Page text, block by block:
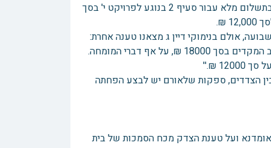
בנימוקי בית הדין מצאנו את דעת המיעוט שהסיקה שאכן יש לחייב את היזם בתשלום מלא עבור סעיף 2 בנוגע לפרויקט י' בסך
אולם בנימוקי דיין ג מצאנו טענה אחרת:
''בשל המחלוקת על העובדות, מתעוררים ספקות בענין, ולא מוחלט דבר החיוב המקדים בסך 18000 ₪, על אף דברי המומחה.
₪.''
הצדדים, ספקות שלאורם יש לבצע הפחתה
ועל טענת הצדק מכח הסמכות של בית